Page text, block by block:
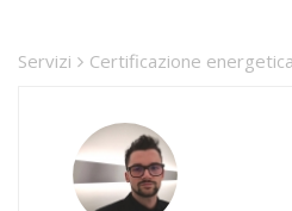
Servizi Certificazione energetica